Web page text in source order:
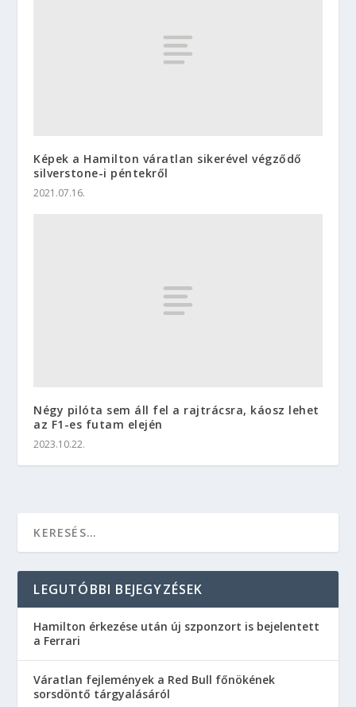
Képek a Hamilton váratlan sikerével végződő
silverstone-i péntekről
2021.07.16.
Négy pilóta sem áll fel a rajtrácsra, káosz lehet
az F1-es futam elején
2023.10.22.
LEGUTÓBBI BEJEGYZÉSEK
Hamilton érkezése után új szponzort is bejelentett
a Ferrari
Váratlan fejlemények a Red Bull főnökének
sorsdöntő tárgyalásáról